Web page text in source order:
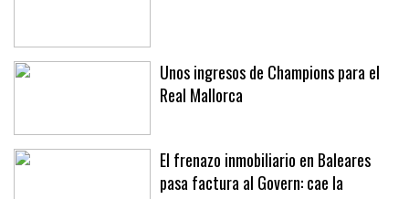
Unos ingresos de Champions para el
Real Mallorca
El frenazo inmobiliario en Baleares
pasa factura al Govern: cae la